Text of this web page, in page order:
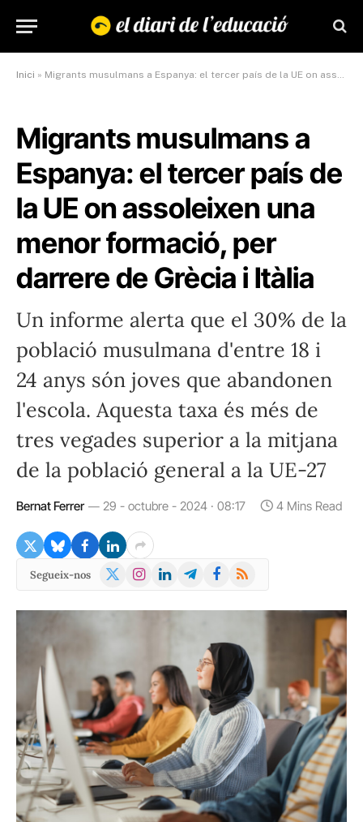
Inici » Migrants musulmans a Espanya: el tercer país de la UE on assoleixen una menor formació, per darrere de Grècia i Itàlia
Migrants musulmans a
Espanya: el tercer país de
la UE on assoleixen una
menor formació, per
darrere de Grècia i Itàlia
Un informe alerta que el 30% de la
població musulmana d'entre 18 i
24 anys són joves que abandonen
l'escola. Aquesta taxa és més de
tres vegades superior a la mitjana
de la població general a la UE-27
Bernat Ferrer 29 - octubre - 2024 · 08:17 4 Mins Read
Segueix-nos
X
Instagram
LinkedInTelegramFacebook
RSS